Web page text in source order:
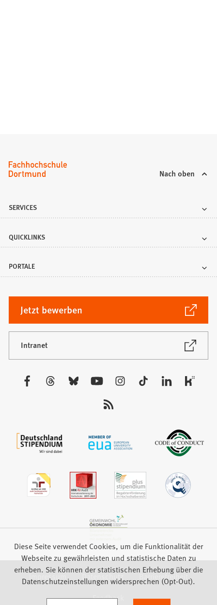
Nach oben
SERVICES
QUICKLINKS
PORTALE
Jetzt bewerben
(Öffnet
in
einem
neuen
Tab)
Intranet
(Öffnet
neuen
Besuchen
Impressum Datenschutz
Barrierefreiheit
Feedback
Diese Seite verwendet Cookies, um die Funktionalität der
Webseite zu gewährleisten und statistische Daten zu
erheben. Sie können der statistischen Erhebung über die
Datenschutzeinstellungen widersprechen (Opt-Out).